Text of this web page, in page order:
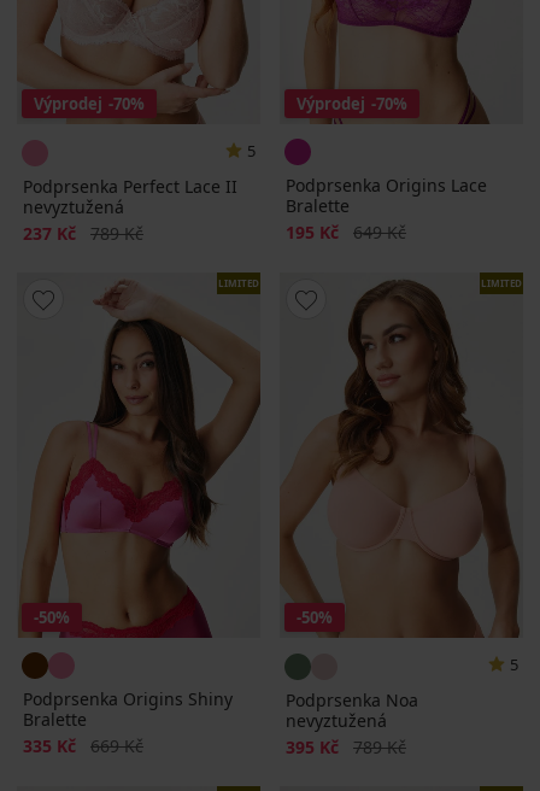
Výprodej -70%
5
Podprsenka Perfect Lace II
nevyztužená
Sleva
237 Kč Původní cena
789 Kč
Výprodej -70%
Podprsenka Origins Lace
Bralette
Sleva
195 Kč Původní cena
649 Kč
LIMITED
-50%
Podprsenka Origins Shiny
Bralette
Sleva
335 Kč Původní cena
669 Kč
LIMITED
-50%
5
Podprsenka Noa
nevyztužená
Sleva
395 Kč Původní cena
789 Kč